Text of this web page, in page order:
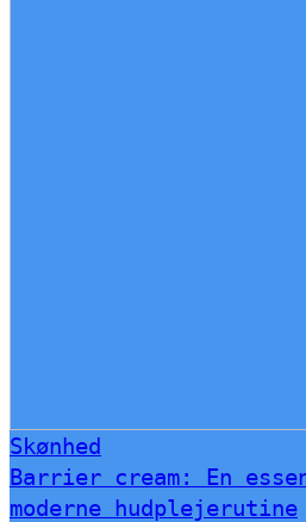
Skønhed
Barrier cream: En
moderne hudplejerutine